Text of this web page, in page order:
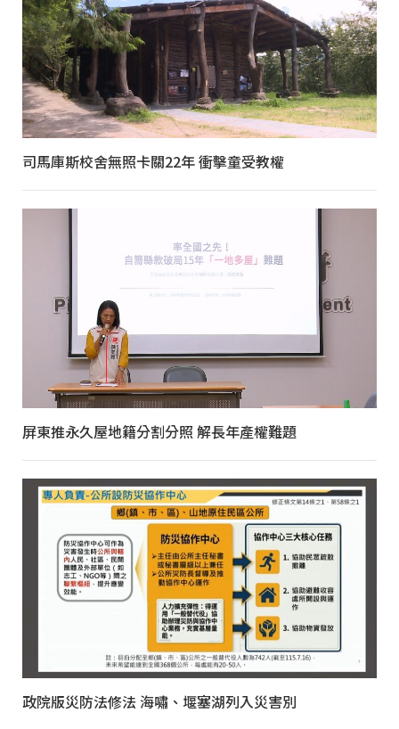
司馬庫斯校舍無照卡關22年 衝擊童受教權
屏東推永久屋地籍分割分照 解長年產權難題
政院版災防法修法 海嘯、堰塞湖列入災害別